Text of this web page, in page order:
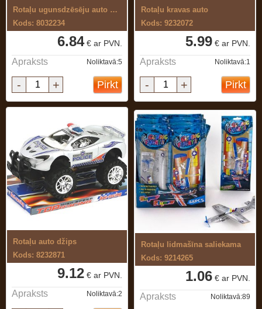
Rotaļu ugunsdzēsēju auto komplekts
Kods: 8032234
6.84€ ar PVN.
Apraksts Noliktavā:5
- + Pirkt
Rotaļu kravas auto
Kods: 9232072
5.99 € ar PVN.
Apraksts Noliktavā:1
- + Pirkt
Rotaļu auto džips
Kods: 8232871
9.12 € ar PVN.
Apraksts Noliktavā:2
Rotaļu lidmašīna saliekama
Kods: 9214265
1.06 € ar PVN.
Apraksts Noliktavā:89